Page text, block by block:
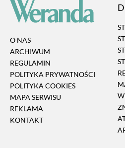
O NAS
ARCHIWUM
REGULAMIN
POLITYKA PRYWATNOŚCI
POLITYKA COOKIES
MAPA SERWISU
REKLAMA
KONTAKT